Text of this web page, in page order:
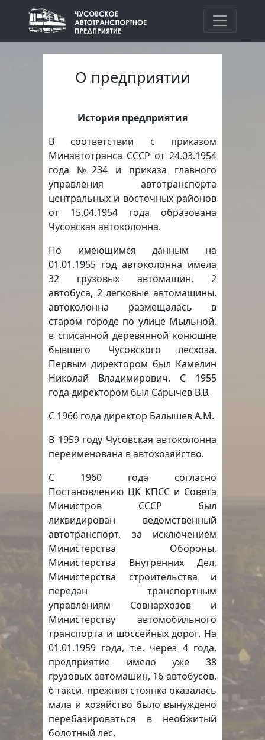
О предприятии
История предприятия
В соответствии с приказом
Минавтотранса СССР от 24.03.1954
года №234 и приказа главного
управления автотранспорта
центральных и восточных районов
от 15.04.1954 года образована
Чусовская автоколонна.
По имеющимся данным на
01.01.1955 год автоколонна имела
32 грузовых автомашин, 2
автобуса, 2 легковые автомашины.
автоколонна размещалась в
старом городе по улице Мыльной,
в списанной деревянной конюшне
бывшего Чусовского лесхоза.
Первым директором был Камелин
Николай Владимирович. С 1955
года директором был Сарычев В.В.
С 1966 года директор Балышев А.М.
В 1959 году Чусовская автоколонна
переименована в автохозяйство.
С 1960 года согласно
Постановлению ЦК КПСС и Совета
Министров СССР был
ликвидирован ведомственный
автотранспорт, за исключением
Министерства Обороны,
Министерства Внутренних Дел,
Министерства строительства и
передан транспортным
управлениям Совнархозов и
Министерству автомобильного
транспорта и шоссейных дорог. На
01.01.1959 года, т.е. через 4 года,
предприятие имело уже 38
грузовых автомашин, 16 автобусов,
6 такси. прежняя стоянка оказалась
мала и хозяйство было вынуждено
перебазироваться в необжитый
болотный лес.